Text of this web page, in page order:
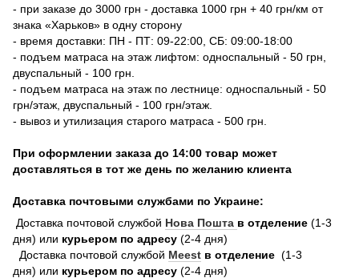
- при заказе до 3000 грн - доставка 1000 грн + 40 грн/км от
знака «Харьков» в одну сторону
- время доставки: ПН - ПТ: 09-22:00, СБ: 09:00-18:00
- подъем матраса на этаж лифтом: односпальный - 50 грн,
двуспальный - 100 грн.
- подъем матраса на этаж по лестнице: односпальный - 50
грн/этаж, двуспальный - 100 грн/этаж.
- вывоз и утилизация старого матраса - 500 грн.
При оформлении заказа до 14:00 товар может
доставляться в тот же день по желанию клиента
Доставка почтовыми службами по Украине:
Доставка почтовой службой Нова Пошта в отделение (1-3
дня) или курьером по адресу (2-4 дня)
Доставка почтовой службой Meest в отделение (1-3
дня) или курьером по адресу (2-4 дня)